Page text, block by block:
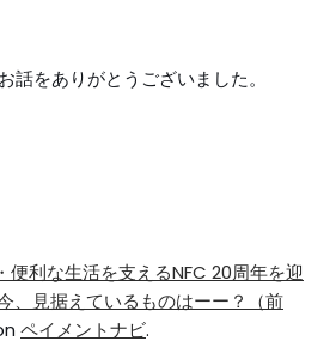
話をありがとうございました。
便利な生活を支えるNFC 20周年を迎
、見据えているものはーー？（前
ペイメントナビ.